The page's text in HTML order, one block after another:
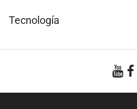
Tecnología